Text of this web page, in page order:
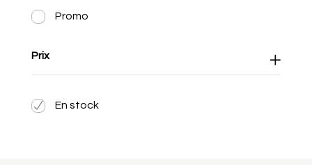
Promo
Prix
En stock